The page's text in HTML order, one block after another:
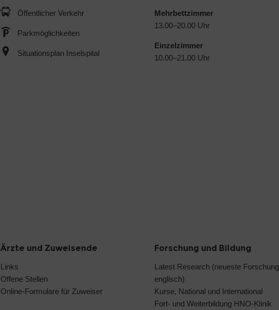
Öffentlicher Verkehr
Parkmöglichkeiten
Situationsplan Inselspital
Mehrbettzimmer
13.00–20.00 Uhr
Einzelzimmer
10.00–21.00 Uhr
Ärzte und Zuweisende
Links
Offene Stellen
Online-Formulare für Zuweiser
Forschung und Bildung
Latest Research (neueste Forschung
englisch)
Kurse, National und International
Fort- und Weiterbildung HNO-Klinik